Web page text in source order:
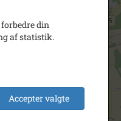
din
af statistik.
Accepter valgte